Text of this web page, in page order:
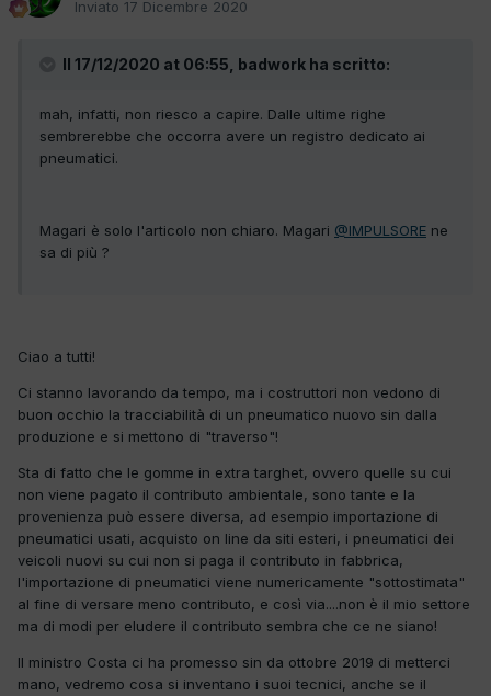
Inviato 17 Dicembre 2020
Il 17/12/2020 at 06:55, badwork ha scritto:
mah, infatti, non riesco a capire. Dalle ultime righe
sembrerebbe che occorra avere un registro dedicato ai
pneumatici.
Magari è solo l'articolo non chiaro. Magari @IMPULSORE ne
sa di più ?
Ciao a tutti!
Ci stanno lavorando da tempo, ma i costruttori non vedono di
buon occhio la tracciabilità di un pneumatico nuovo sin dalla
produzione e si mettono di "traverso"!
Sta di fatto che le gomme in extra targhet, ovvero quelle su cui
non viene pagato il contributo ambientale, sono tante e la
provenienza può essere diversa, ad esempio importazione di
pneumatici usati, acquisto on line da siti esteri, i pneumatici dei
veicoli nuovi su cui non si paga il contributo in fabbrica,
l'importazione di pneumatici viene numericamente "sottostimata"
al fine di versare meno contributo, e così via....non è il mio settore
ma di modi per eludere il contributo sembra che ce ne siano!
Il ministro Costa ci ha promesso sin da ottobre 2019 di metterci
mano, vedremo cosa si inventano i suoi tecnici, anche se il